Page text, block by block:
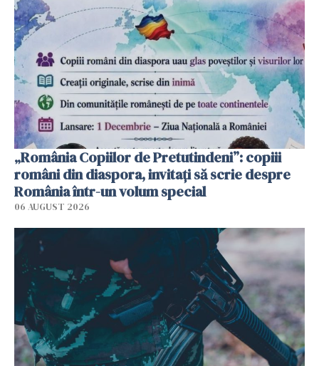
„România Copiilor de Pretutindeni”: copiii
români din diaspora, invitați să scrie despre
România într-un volum special
06 AUGUST 2026